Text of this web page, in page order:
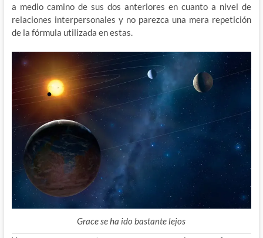
a medio camino de sus dos anteriores en cuanto a nivel de
relaciones interpersonales y no parezca una mera repetición
de la fórmula utilizada en estas.
Grace se ha ido bastante lejos